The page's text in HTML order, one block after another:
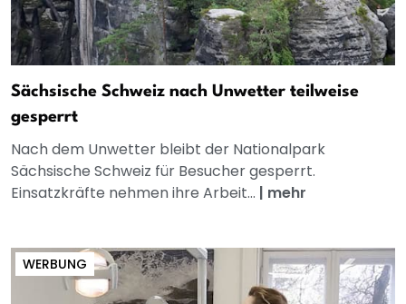
Sächsische Schweiz nach Unwetter teilweise
gesperrt
Nach dem Unwetter bleibt der Nationalpark
Sächsische Schweiz für Besucher gesperrt.
Einsatzkräfte nehmen ihre Arbeit... | mehr
WERBUNG